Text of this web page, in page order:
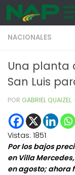
Skip to content
NACIONALES
Una planta
San Luis
POR GABRIEL QUAIZEL ·
Vistas: 1851
Por los bajos
en Villa
en agosto; ahora